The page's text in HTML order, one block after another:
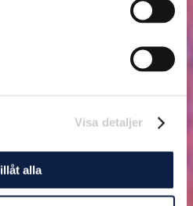
Visa detaljer
alla